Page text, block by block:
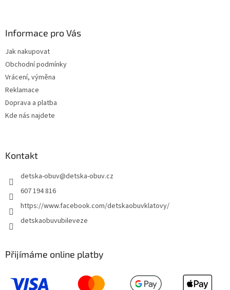
Informace pro Vás
Jak nakupovat
Obchodní podmínky
Vrácení, výměna
Reklamace
Doprava a platba
Kde nás najdete
Kontakt
detska-obuv@detska-obuv.cz
607 194 816
https://www.facebook.com/detskaobuvklatovy/
detskaobuvubileveze
Přijímáme online platby